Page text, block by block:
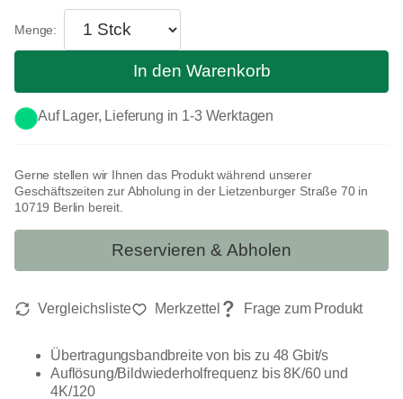
Übertragungsbandbreite von bis zu 48 Gbit/s
Auflösung/Bildwiederholfrequenz bis 8K/60 und
4K/120
Gerne stellen wir Ihnen das Produkt während unserer
Geschäftszeiten zur Abholung in der Lietzenburger Straße 70 in
10719 Berlin bereit.
Reservieren & Abholen
Auf Lager, Lieferung in 1-3 Werktagen
In den Warenkorb